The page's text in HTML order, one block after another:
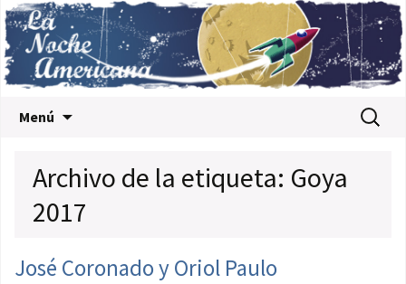
Menú Buscar:
Archivo de la etiqueta: Goya
2017
José Coronado y Oriol Paulo